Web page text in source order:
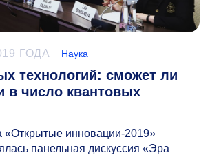
ГОДА Наука
технологий: сможет ли
в число квантовых
«Открытые инновации-2019»
панельная дискуссия «Эра